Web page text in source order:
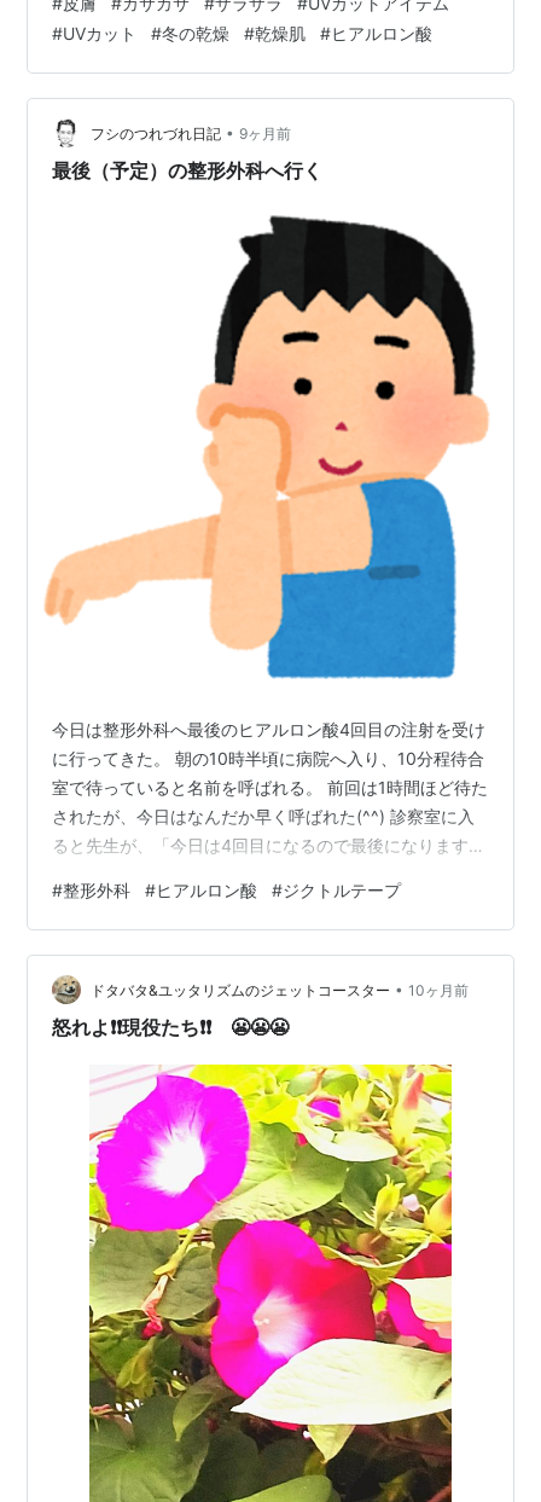
C美容液で対策完了。 こんな経験ありませんか 「冬はUV
弱いから大丈夫」と日焼け止めサボり、春にシミ濃くな
ったと後悔する。車運転や窓際作業で顔左右差・目元シ
ワ増え、乾燥かゆみで化粧ノリが悪化する。ゴルフや雪
遊び後赤み・ピリつき続き、「寒さだけ？」と光老化見
逃す。 冬UVの誤解と実態…
#UVカット #冬の乾燥 #乾燥肌 #ヒアルロン酸
フシのつれづれ日記 • 9ヶ月前
最後（予定）の整形外科へ行く
今日は整形外科へ最後のヒアルロン酸4回目の注射を受け
に行ってきた。 朝の10時半頃に病院へ入り、10分程待合
室で待っていると名前を呼ばれる。 前回は1時間ほど待た
されたが、今日はなんだか早く呼ばれた(^^) 診察室に入
ると先生が、「今日は4回目になるので最後になります」
れたので、 「だいたい70％ぐらい回復しています」と答
えた。 それぐらいかなり良くなっていた。 「この4回目
の注射でも、さらに良くなると思いますよ」と先生は答
え、すぐに注射の準備に入る。 私も慣れたもので、さっ
さと上半身裸になり肩を先生に向ける。 このタイミング
#整形外科 #ヒアルロン酸 #ジクトルテープ
ドタバタ&ユッタリズムのジェットコースター • 10ヶ月前
怒れよ❗❗現役たち❗❗ 😬😬😬